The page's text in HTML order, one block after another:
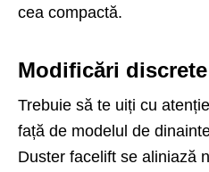
cea compactă.
Modificări
Trebuie să te uiți cu
față de modelul de
Duster facelift se aliniază